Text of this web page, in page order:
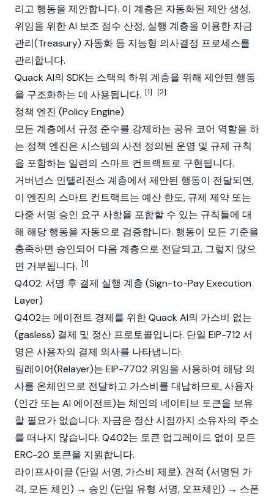
리고 행동을 제안합니다. 이 계층은 자동화된 제안 생성,
위임을 위한 AI 보조 점수 산정, 실행 계층을 이용한 자금
관리(Treasury) 자동화 등 지능형 의사결정 프로세스를
관리합니다.
Quack AI의 SDK는 스택의 하위 계층을 위해 제안된 행동
을 구조화하는 데 사용됩니다. [1] [2]
정책 엔진 (Policy Engine)
모든 계층에서 규정 준수를 강제하는 공유 코어 역할을 하
는 정책 엔진은 시스템의 사전 정의된 운영 및 규제 규칙
을 포함하는 일련의 스마트 컨트랙트로 구현됩니다.
거버넌스 인텔리전스 계층에서 제안된 행동이 전달되면,
이 엔진의 스마트 컨트랙트는 예산 한도, 규제 제약 또는
다중 서명 승인 요구 사항을 포함할 수 있는 규칙들에 대
해 해당 행동을 자동으로 검증합니다. 행동이 모든 기준을
충족하면 승인되어 다음 계층으로 전달되고, 그렇지 않으
면 거부됩니다. [1]
Q402: 서명 후 결제 실행 계층 (Sign-to-Pay Execution
Layer)
Q402는 에이전트 경제를 위한 Quack AI의 가스비 없는
(gasless) 결제 및 정산 프로토콜입니다. 단일 EIP-712 서
명은 사용자의 결제 의사를 나타냅니다.
릴레이어(Relayer)는 EIP-7702 위임을 사용하여 해당 의
사를 온체인으로 전달하고 가스비를 대납하므로, 사용자
(인간 또는 AI 에이전트)는 체인의 네이티브 토큰을 보유
할 필요가 없습니다. 자금은 정산 시점까지 소유자의 주소
를 떠나지 않습니다. Q402는 토큰 업그레이드 없이 모든
ERC-20 토큰을 지원합니다.
라이프사이클 (단일 서명, 가스비 제로). 견적 (서명된 가
격, 모든 체인) → 승인 (단일 유형 서명, 오프체인) → 스폰